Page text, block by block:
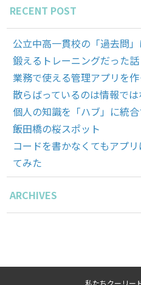
RECENT POST
公立中高一貫校の「過去問
鍛えるトレーニングだった話
業務で使える管理アプリを
散らばっているのは情報で
個人の知識を「ハブ」に統
飯田橋の桜スポット
コードを書かなくてもアプ
てみた
ARCHIVES